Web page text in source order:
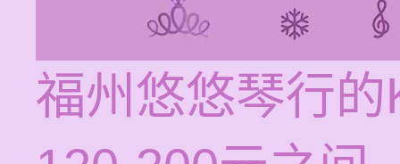
福州悠悠琴行